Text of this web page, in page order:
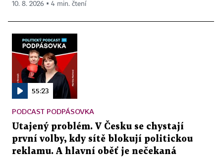
10. 8. 2026 ▪ 4 min. čtení
55:23
PODCAST PODPÁSOVKA
Utajený problém. V Česku se chystají
první volby, kdy sítě blokují politickou
reklamu. A hlavní oběť je nečekaná